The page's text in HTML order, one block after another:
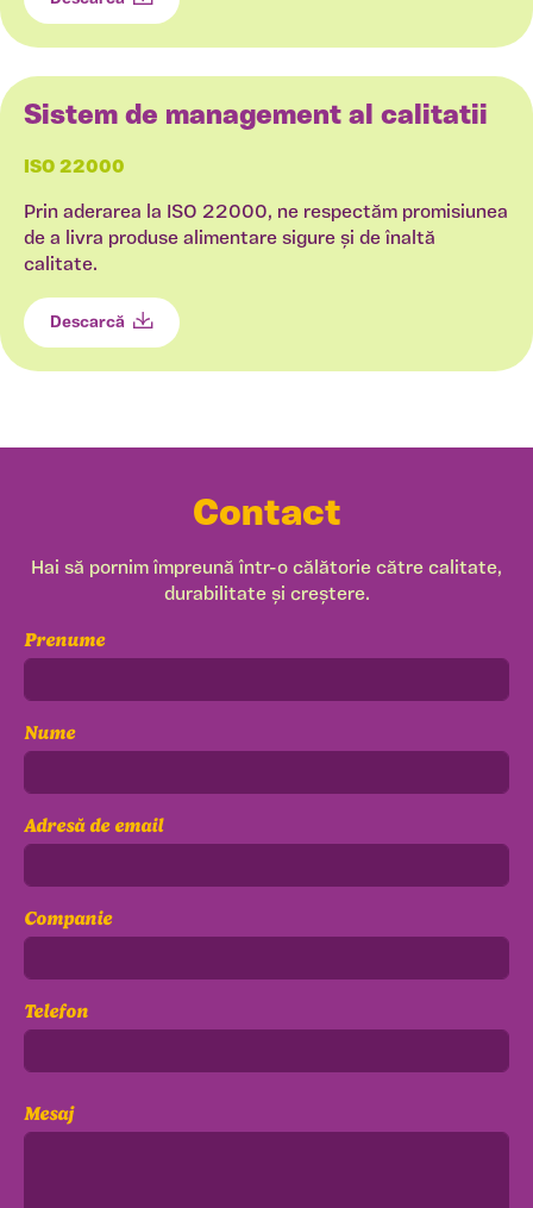
Sistem de management al calitatii
ISO 22000
Prin aderarea la ISO 22000, ne respectăm promisiunea
de a livra produse alimentare sigure și de înaltă
calitate.
Descarcă
Contact
Hai să pornim împreună într-o călătorie către calitate,
durabilitate și creștere.
Prenume
Nume
Adresă de email
Companie
Telefon
Mesaj